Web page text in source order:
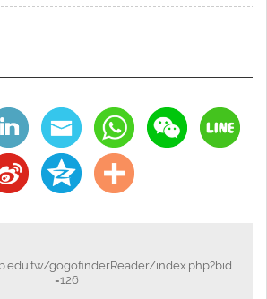
gogofinderReader/index.php?bid
=126